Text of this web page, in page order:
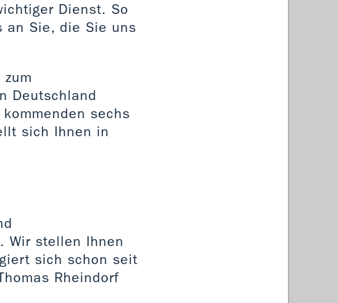
Dienst. So
an Sie, die Sie uns
Deutschland
sechs
sich Ihnen in
Wir stellen Ihnen
sich schon seit
Rheindorf